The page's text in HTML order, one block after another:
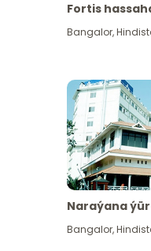
Fortis
Bangalor,
Naraýana
Bangalor,